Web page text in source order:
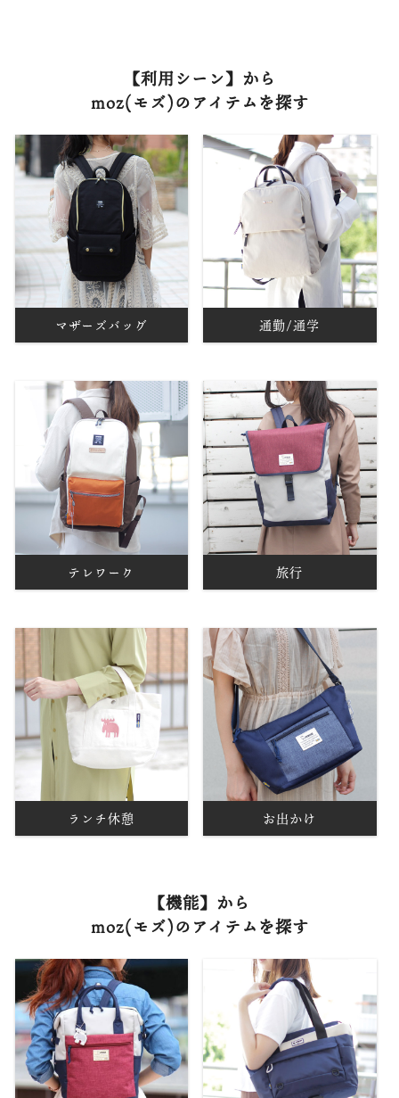
【利用シーン】から
moz(モズ)のアイテムを探す
マザーズバッグ 通勤/通学
テレワーク 旅行
ランチ休憩 お出かけ
【機能】から
moz(モズ)のアイテムを探す